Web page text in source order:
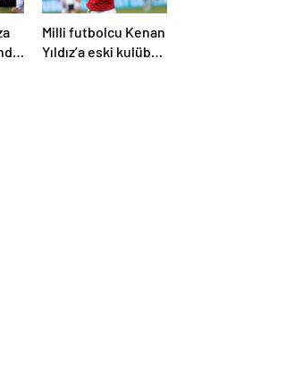
Milli futbolcu Kenan
Yıldız’a eski kulübü